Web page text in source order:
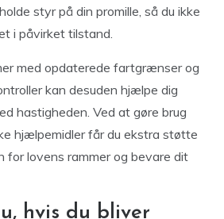
styr på din promille, så du ikke
i påvirket tilstand.
med opdaterede fartgrænser og
kan desuden hjælpe dig
hastigheden. Ved at gøre brug
hjælpemidler får du ekstra støtte
for lovens rammer og bevare dit
hvis du bliver